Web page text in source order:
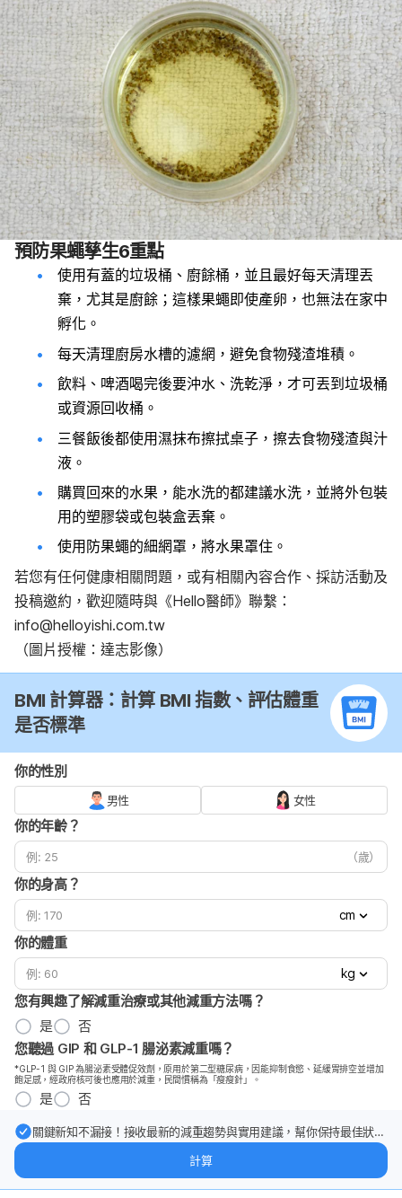
預防果蠅孳生6重點
使用有蓋的垃圾桶、廚餘桶，並且最好每天清理丟
棄，尤其是廚餘；這樣果蠅即使產卵，也無法在家中
孵化。
每天清理廚房水槽的濾網，避免食物殘渣堆積。
飲料、啤酒喝完後要沖水、洗乾淨，才可丟到垃圾桶
或資源回收桶。
三餐飯後都使用濕抹布擦拭桌子，擦去食物殘渣與汁
液。
購買回來的水果，能水洗的都建議水洗，並將外包裝
用的塑膠袋或包裝盒丟棄。
使用防果蠅的細網罩，將水果罩住。
若您有任何健康相關問題，或有相關內容合作、採訪活動及
投稿邀約，歡迎隨時與《Hello醫師》聯繫：
info@helloyishi.com.tw
（圖片授權：達志影像）
BMI 計算器：計算 BMI 指數、評估體重
是否標準
你的性別
男性 女性
你的年齡？
（歲）
你的身高？
cm
你的體重
kg
您有興趣了解減重治療或其他減重方法嗎？
是
否
您聽過 GIP 和 GLP-1 腸泌素減重嗎？
*GLP-1 與 GIP 為腸泌素受體促效劑，原用於第二型糖尿病，因能抑制食慾、延緩胃排空並增加
飽足感，經政府核可後也應用於減重，民間慣稱為「瘦瘦針」。
是 否
關鍵新知不漏接！接收最新的減重趨勢與實用建議，幫你保持最佳狀
計算